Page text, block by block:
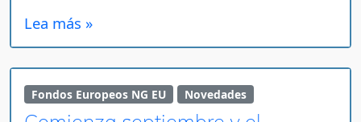
Lea más »
Fondos Europeos NG EU Novedades